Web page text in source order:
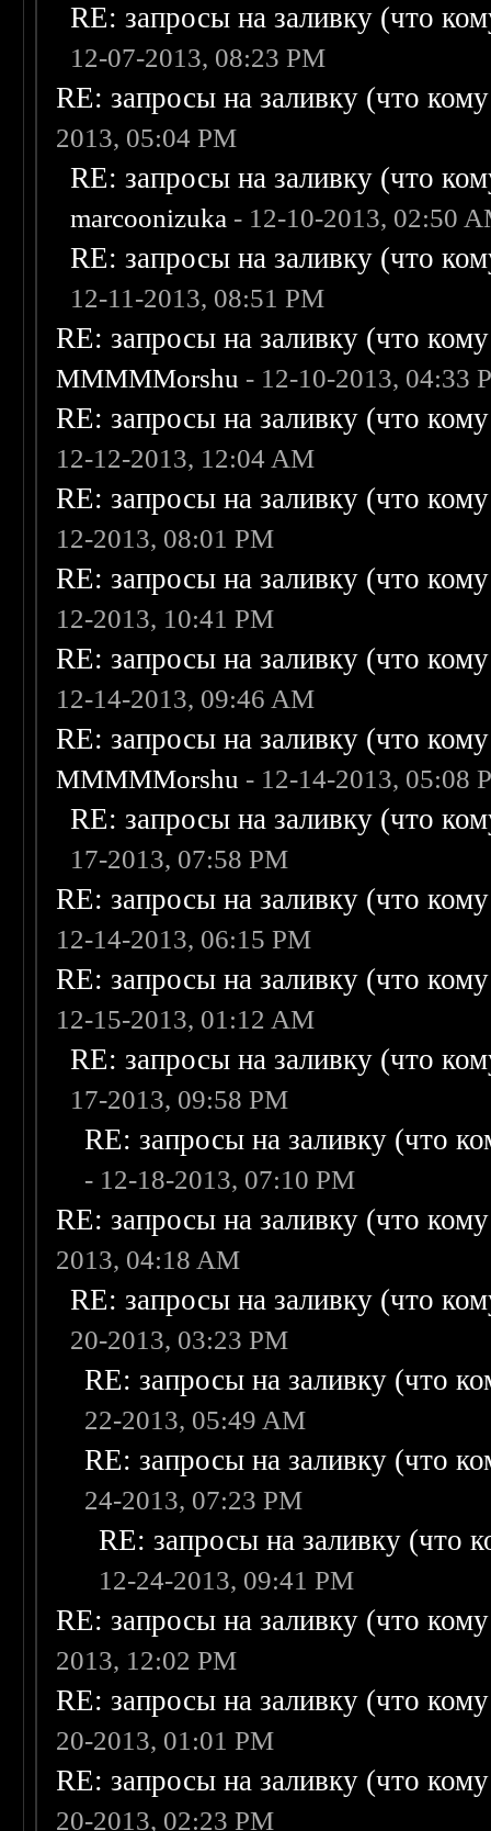
RE: запросы на заливку (что
12-07-2013, 08:23 PM
RE: запросы на заливку (что
2013, 05:04 PM
RE: запросы на заливку (что
marcoonizuka - 12-10-2013, 02:50
RE: запросы на заливку (что
12-11-2013, 08:51 PM
RE: запросы на заливку (что
MMMMMorshu - 12-10-2013, 04:33
RE: запросы на заливку (что
12-12-2013, 12:04 AM
RE: запросы на заливку (что
12-2013, 08:01 PM
RE: запросы на заливку (что
12-2013, 10:41 PM
RE: запросы на заливку (что
12-14-2013, 09:46 AM
RE: запросы на заливку (что
MMMMMorshu - 12-14-2013, 05:08
RE: запросы на заливку (что
17-2013, 07:58 PM
RE: запросы на заливку (что
12-14-2013, 06:15 PM
RE: запросы на заливку (что
12-15-2013, 01:12 AM
RE: запросы на заливку (что
17-2013, 09:58 PM
RE: запросы на заливку (что
- 12-18-2013, 07:10 PM
RE: запросы на заливку (что
2013, 04:18 AM
RE: запросы на заливку (что
20-2013, 03:23 PM
RE: запросы на заливку (что
22-2013, 05:49 AM
RE: запросы на заливку (что
24-2013, 07:23 PM
RE: запросы на заливку (что
12-24-2013, 09:41 PM
RE: запросы на заливку (что
2013, 12:02 PM
RE: запросы на заливку (что
20-2013, 01:01 PM
RE: запросы на заливку (что
20-2013, 02:23 PM